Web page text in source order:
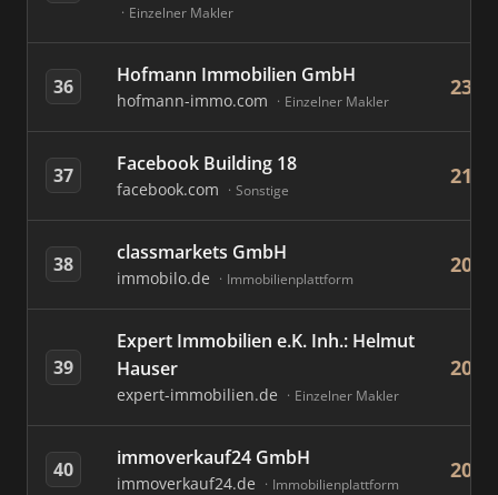
Einzelner Makler
36 Hofmann Immobilien GmbH
hofmann-immo.com Einzelner Makler
23
37 Facebook Building 18
facebook.com Sonstige
21
38 classmarkets GmbH
immobilo.de Immobilienplattform
20
39
Expert Immobilien e.K. Inh.: Helmut
Hauser
expert-immobilien.de Einzelner Makler
20
40 immoverkauf24 GmbH
immoverkauf24.de Immobilienplattform
20